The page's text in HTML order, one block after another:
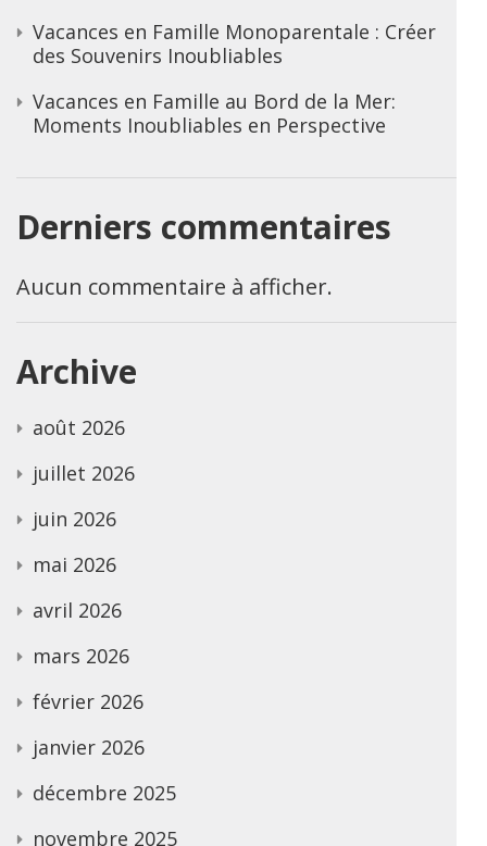
Vacances en Famille Monoparentale : Créer
des Souvenirs Inoubliables
Vacances en Famille au Bord de la Mer:
Moments Inoubliables en Perspective
Derniers commentaires
Aucun commentaire à afficher.
Archive
août 2026
juillet 2026
juin 2026
mai 2026
avril 2026
mars 2026
février 2026
janvier 2026
décembre 2025
novembre 2025